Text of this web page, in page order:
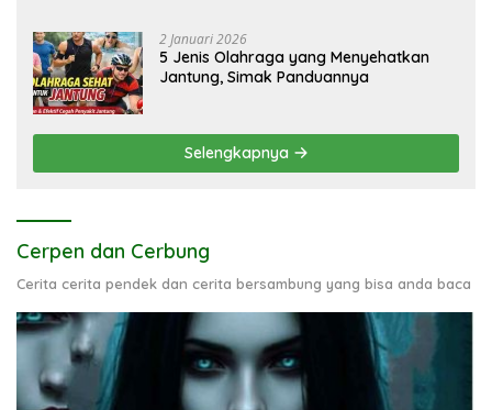
2 Januari 2026
5 Jenis Olahraga yang Menyehatkan
Jantung, Simak Panduannya
Selengkapnya
Cerpen dan Cerbung
Cerita cerita pendek dan cerita bersambung yang bisa anda baca